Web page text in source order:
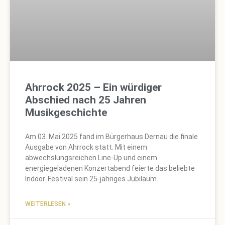
Ahrrock 2025 – Ein würdiger
Abschied nach 25 Jahren
Musikgeschichte
Am 03. Mai 2025 fand im Bürgerhaus Dernau die finale
Ausgabe von Ahrrock statt. Mit einem
abwechslungsreichen Line-Up und einem
energiegeladenen Konzertabend feierte das beliebte
Indoor-Festival sein 25-jähriges Jubiläum.
WEITERLESEN »